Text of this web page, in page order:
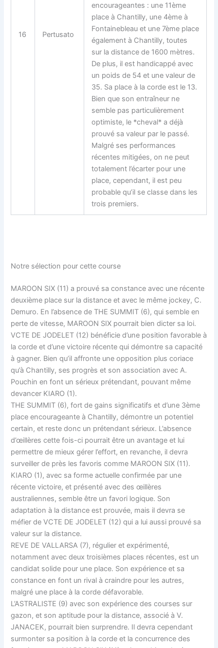
16 Pertusato
encourageantes : une 11ème
place à Chantilly, une 4ème à
Fontainebleau et une 7ème place
également à Chantilly, toutes
sur la distance de 1600 mètres.
De plus, il est handicappé avec
un poids de 54 et une valeur de
35. Sa place à la corde est le 13.
Bien que son entraîneur ne
semble pas particulièrement
optimiste, le *cheval* a déjà
prouvé sa valeur par le passé.
Malgré ses performances
récentes mitigées, on ne peut
totalement l’écarter pour une
place, cependant, il est peu
probable qu’il se classe dans les
trois premiers.
Notre sélection pour cette course
MAROON SIX (11) a prouvé sa constance avec une récente
deuxième place sur la distance et avec le même jockey, C.
Demuro. En l’absence de THE SUMMIT (6), qui semble en
perte de vitesse, MAROON SIX pourrait bien dicter sa loi.
VCTE DE JODELET (12) bénéficie d’une position favorable à
la corde et d’une victoire récente qui démontre sa capacité
à gagner. Bien qu’il affronte une opposition plus coriace
qu’à Chantilly, ses progrès et son association avec A.
Pouchin en font un sérieux prétendant, pouvant même
devancer KIARO (1).
THE SUMMIT (6), fort de gains significatifs et d’une 3ème
place encourageante à Chantilly, démontre un potentiel
certain, et reste donc un prétendant sérieux. L’absence
d’œillères cette fois-ci pourrait être un avantage et lui
permettre de mieux gérer l’effort, en revanche, il devra
surveiller de près les favoris comme MAROON SIX (11).
KIARO (1), avec sa forme actuelle confirmée par une
récente victoire, et présenté avec des œillères
australiennes, semble être un favori logique. Son
adaptation à la distance est prouvée, mais il devra se
méfier de VCTE DE JODELET (12) qui a lui aussi prouvé sa
valeur sur la distance.
REVE DE VALLARSA (7), régulier et expérimenté,
notamment avec deux troisièmes places récentes, est un
candidat solide pour une place. Son expérience et sa
constance en font un rival à craindre pour les autres,
malgré une place à la corde défavorable.
L’ASTRALISTE (9) avec son expérience des courses sur
gazon, et son aptitude pour la distance, associé à V.
JANACEK, pourrait bien surprendre. Il devra cependant
surmonter sa position à la corde et la concurrence des